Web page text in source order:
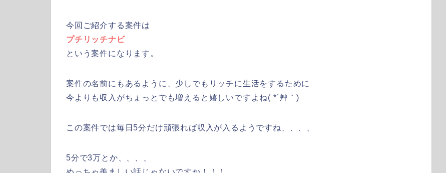
今回ご紹介する案件は
プチリッチナビ
という案件になります。
案件の名前にもあるように、少しでもリッチに生活をするために
今よりも収入がちょっとでも増えると嬉しいですよね( *´艸｀)
この案件では毎日5分だけ頑張れば収入が入るようですね、、、、
5分で3万とか、、、、